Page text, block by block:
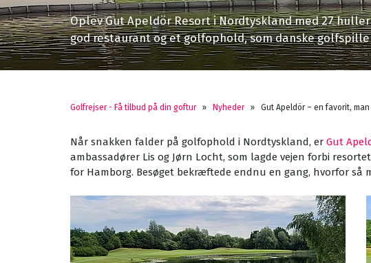
Oplev Gut Apeldör Resort i Nordtyskland med 27
god restaurant og et golfophold, som danske
Golfrejser - Få tilbud på din goftur » Nyheder » Gut Apeldör – en favorit,
Når snakken falder på golfophold i Nordtyskland, er Gut
ambassadører Lis og Jørn Locht, som lagde vejen forbi
for Hamborg. Besøget bekræftede endnu en gang, hvorfor så